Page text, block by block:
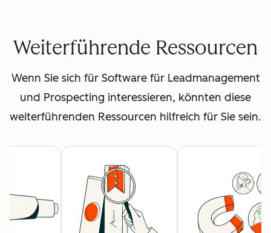
Weiterführende Ressourcen
Wenn Sie sich für Software für Leadmanagement
und Prospecting interessieren, könnten diese
weiterführenden Ressourcen hilfreich für Sie sein.